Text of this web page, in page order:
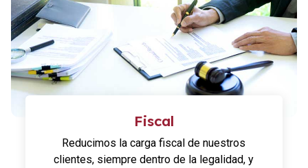
Fiscal
Reducimos la carga fiscal de nuestros
clientes, siempre dentro de la legalidad, y